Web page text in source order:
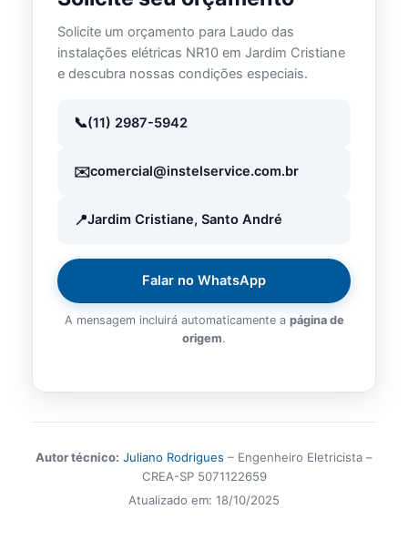
Solicite um orçamento para Laudo das
instalações elétricas NR10 em Jardim Cristiane
e descubra nossas condições especiais.
(11) 2987-5942
comercial@instelservice.com.br
Jardim Cristiane, Santo André
Falar no WhatsApp
A mensagem incluirá automaticamente a página de
origem.
Autor técnico: Juliano Rodrigues – Engenheiro Eletricista –
CREA-SP 5071122659
Atualizado em: 18/10/2025